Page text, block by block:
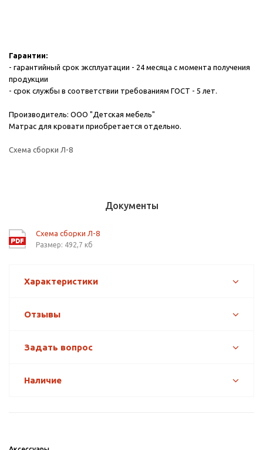
Гарантии:
- гарантийный срок эксплуатации - 24 месяца с момента получения
продукции
- срок службы в соответствии требованиям ГОСТ - 5 лет.
Производитель: ООО "Детская мебель"
Матрас для кровати приобретается отдельно.
Схема сборки Л-8
Документы
Схема сборки Л-8
Размер: 492,7 кб
Характеристики
Отзывы
Задать вопрос
Наличие